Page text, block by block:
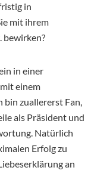
in
mit ihrem
bewirken?
in einer
einem
bin zuallererst Fan,
als Präsident und
Natürlich
Erfolg zu
an